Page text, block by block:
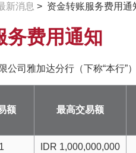
新消息 > 资金转账服务费用通
务费用通知
公司雅加达分行（下称“本行”
额 最高交易额
IDR 1,000,000,000